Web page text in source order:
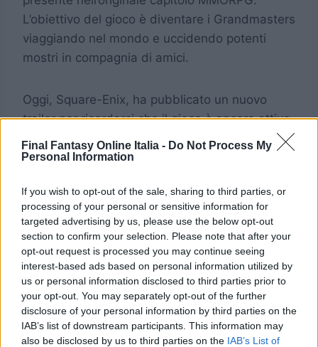
Final Fantasy Online Italia - Do Not Process My
Personal Information
If you wish to opt-out of the sale, sharing to third parties, or
processing of your personal or sensitive information for
targeted advertising by us, please use the below opt-out
section to confirm your selection. Please note that after your
opt-out request is processed you may continue seeing
interest-based ads based on personal information utilized by
us or personal information disclosed to third parties prior to
your opt-out. You may separately opt-out of the further
disclosure of your personal information by third parties on the
IAB’s list of downstream participants. This information may
also be disclosed by us to third parties on the IAB’s List of
L’obiettivo del gioco è diventare i Grandmasters
viaggiando nel mondo e uccidendo potenti
mostri in compagnia di amici.
Oggi, Square-Enix, ha pubblicato un nuovo
trailer per ricordarci che il gioco è ancora attivo
e invitare nuovi giocatori ad unirsi in questa
avventura, anche se purtroppo non si hanno
occidentale